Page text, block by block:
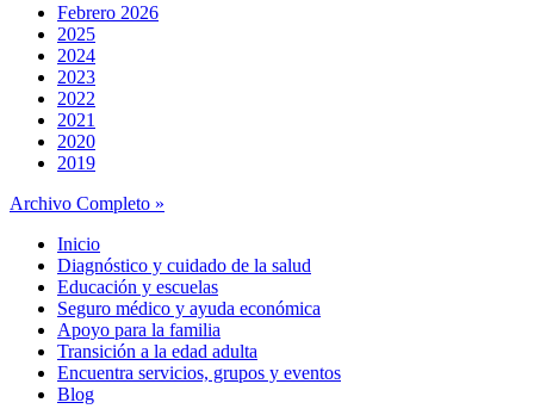
Febrero 2026
2025
2024
2023
2022
2021
2020
2019
Archivo Completo »
Inicio
Diagnóstico y cuidado de la salud
Educación y escuelas
Seguro médico y ayuda económica
Apoyo para la familia
Transición a la edad adulta
Encuentra servicios, grupos y eventos
Blog